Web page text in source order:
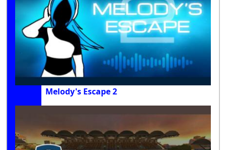
Melody's Escape 2